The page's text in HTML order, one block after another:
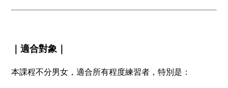
｜適合對象｜
本課程不分男女，適合所有程度練習者，特別是：